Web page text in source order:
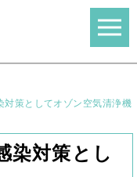
対策としてオゾン空気清浄機
染対策とし